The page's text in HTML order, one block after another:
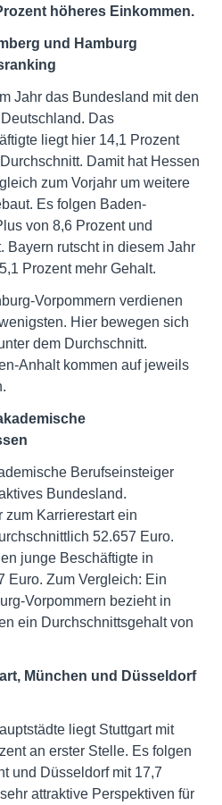
höheres Einkommen.
und Hamburg
Jahr das Bundesland mit den
Das
liegt hier 14,1 Prozent
Damit hat Hessen
zum Vorjahr um weitere
Es folgen Baden-
von 8,6 Prozent und
Bayern rutscht in diesem Jahr
Prozent mehr Gehalt.
Vorpommern verdienen
Hier bewegen sich
dem Durchschnitt.
Anhalt kommen auf jeweils
Berufseinsteiger
Bundesland.
Karrierestart ein
52.657 Euro.
junge Beschäftigte in
Euro. Zum Vergleich: Ein
Vorpommern bezieht in
ein Durchschnittsgehalt von
München und Düsseldorf
liegt Stuttgart mit
an erster Stelle. Es folgen
und Düsseldorf mit 17,7
attraktive Perspektiven für